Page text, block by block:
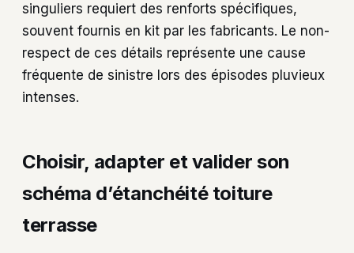
singuliers requiert des renforts spécifiques,
souvent fournis en kit par les fabricants. Le non-
respect de ces détails représente une cause
fréquente de sinistre lors des épisodes pluvieux
intenses.
Choisir, adapter et valider son
schéma d’étanchéité toiture
terrasse